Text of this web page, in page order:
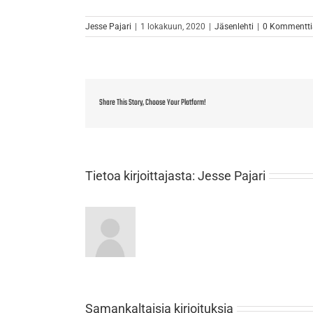
Jesse Pajari | 1 lokakuun, 2020 | Jäsenlehti | 0
Share This Story, Choose Your Platform!
Tietoa kirjoittajasta: Jesse Pajari
Samankaltaisia kirjoituksia